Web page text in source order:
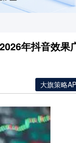
年抖音效果
大旗策略